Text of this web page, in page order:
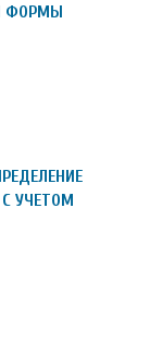
ФОРМЫ
УЧЕТОМ